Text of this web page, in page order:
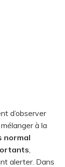
d’observer
à la
normal
alerter. Dans